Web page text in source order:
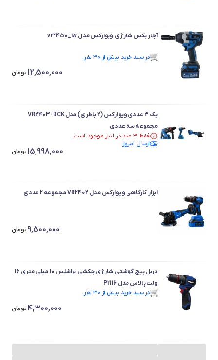
آچار بکس شارژی ویوارکس مدل vr2450_iw
در سبد خرید بیش از ۳۰ نفر.
12,500,000تومان
پک 3 عددی ویوارکس (2 باطری) مدل VR2403-BCK
مجموعه سه عددی
فقط ۳ عدد در انبار موجود است.
در سبد خرید بیش از ۶۰ نفر.
ارسال امروز
15,998,000تومان
ابزار کارگاهی ویوارکس مدل VR2402 مجموعه 2 عددی
9,500,000تومان
دریل پیچ گوشتی شارژی چکشی براشلس 10 میلی متری 16
ولت پالاس مدل P2116
در سبد خرید بیش از ۳۰ نفر.
4,300,000تومان